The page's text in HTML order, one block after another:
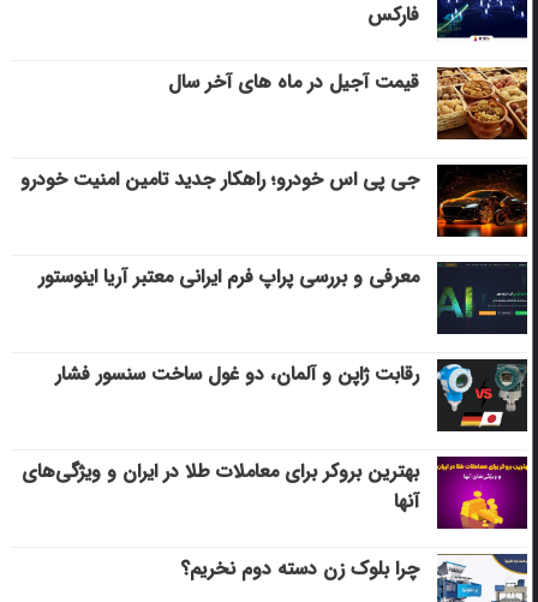
فارکس
قیمت آجیل در ماه های آخر سال
جی پی اس خودرو؛ راهکار جدید تامین امنیت خودرو
معرفی و بررسی پراپ فرم ایرانی معتبر آریا اینوستور
رقابت ژاپن و آلمان، دو غول ساخت سنسور فشار
بهترین بروکر برای معاملات طلا در ایران و ویژگی‌های
آنها
چرا بلوک زن دسته دوم نخریم؟